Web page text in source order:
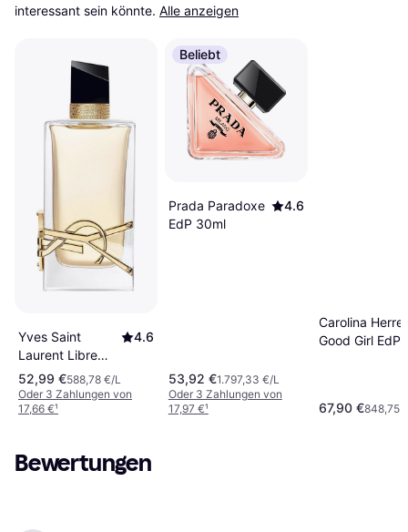
interessant sein könnte. Alle anzeigen
Yves Saint
Laurent Libre
EdP 90ml
4.6
52,99 €588,78 €/L
Oder 3 Zahlungen von
17,66 €¹
Beliebt
Prada Paradoxe
EdP 30ml
4.6
53,92 €1.797,33 €/L
Oder 3 Zahlungen von
17,97 €¹
Carolina
Good Girl EdP
67,90 €848,75
Bewertungen